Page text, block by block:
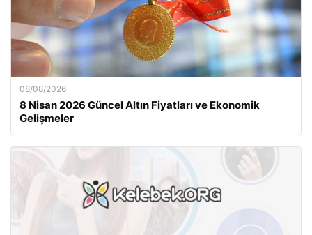
08/08/2026
8 Nisan 2026 Güncel Altın Fiyatları ve Ekonomik
Gelişmeler